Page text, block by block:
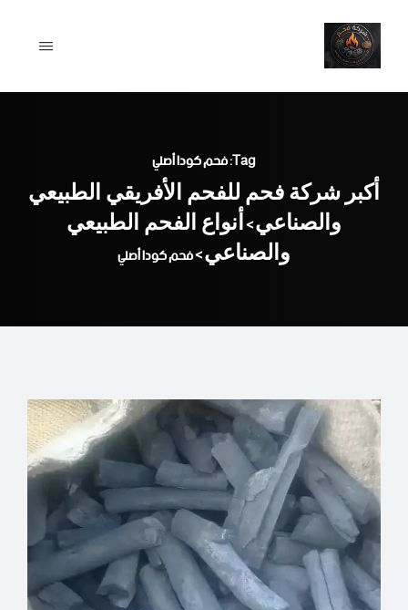
content
Tag: فحم كودا أصلي
أكبر شركة فحم للفحم الأفريقي الطبيعي
والصناعي>أنواع الفحم الطبيعي
والصناعي>فحم كودا أصلي